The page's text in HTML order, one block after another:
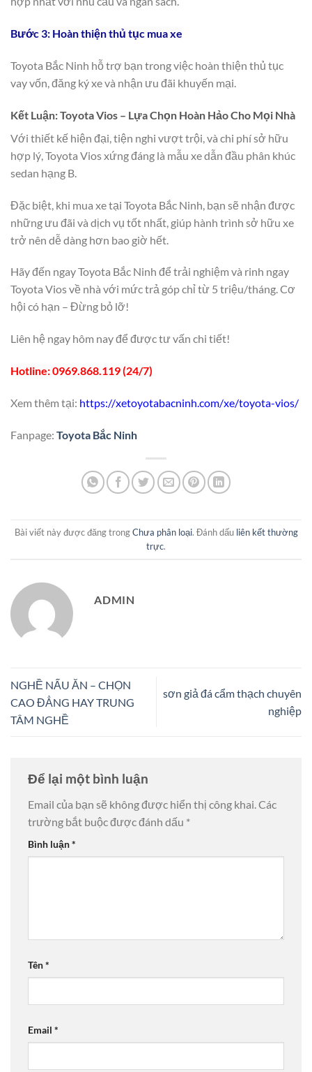
Bước 3: Hoàn thiện thủ tục mua xe
Toyota Bắc Ninh hỗ trợ bạn trong việc hoàn thiện thủ tục
vay vốn, đăng ký xe và nhận ưu đãi khuyến mại.
Kết Luận: Toyota Vios – Lựa Chọn Hoàn Hảo Cho Mọi Nhà
Với thiết kế hiện đại, tiện nghi vượt trội, và chi phí sở hữu
hợp lý, Toyota Vios xứng đáng là mẫu xe dẫn đầu phân khúc
sedan hạng B.
Đặc biệt, khi mua xe tại Toyota Bắc Ninh, bạn sẽ nhận được
những ưu đãi và dịch vụ tốt nhất, giúp hành trình sở hữu xe
trở nên dễ dàng hơn bao giờ hết.
Hãy đến ngay Toyota Bắc Ninh để trải nghiệm và rinh ngay
Toyota Vios về nhà với mức trả góp chỉ từ 5 triệu/tháng. Cơ
hội có hạn – Đừng bỏ lỡ!
Liên hệ ngay hôm nay để được tư vấn chi tiết!
Hotline: 0969.868.119 (24/7)
Xem thêm tại: https://xetoyotabacninh.com/xe/toyota-vios/
Fanpage: Toyota Bắc Ninh
Bài viết này được đăng trongChưa phân loại. Đánh dấu liên kết thường
trực.
ADMIN
NGHỀ NẤU ĂN – CHỌN
CAO ĐẲNG HAY TRUNG
TÂM NGHỀ
sơn giả đá cẩm thạch chuyên
nghiệp
Để lại một bình luận
Email của bạn sẽ không được hiển thị công khai.Các
trường bắt buộc được đánh dấu *
Bình luận*
Tên*
Email *